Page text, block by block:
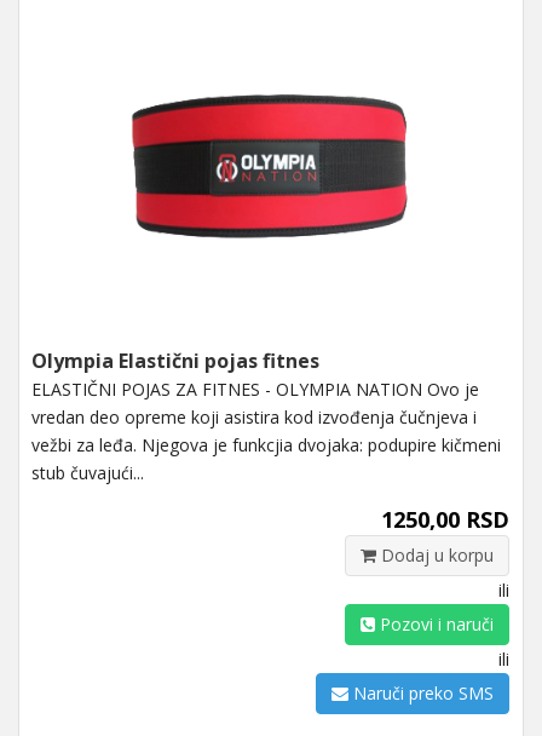
Olympia Elastični pojas fitnes
ELASTIČNI POJAS ZA FITNES - OLYMPIA NATION Ovo je
vredan deo opreme koji asistira kod izvođenja čučnjeva i
vežbi za leđa. Njegova je funkcjia dvojaka: podupire kičmeni
stub čuvajući...
1250,00 RSD
Dodaj u korpu
ili
Pozovi i naruči
ili
Naruči preko SMS